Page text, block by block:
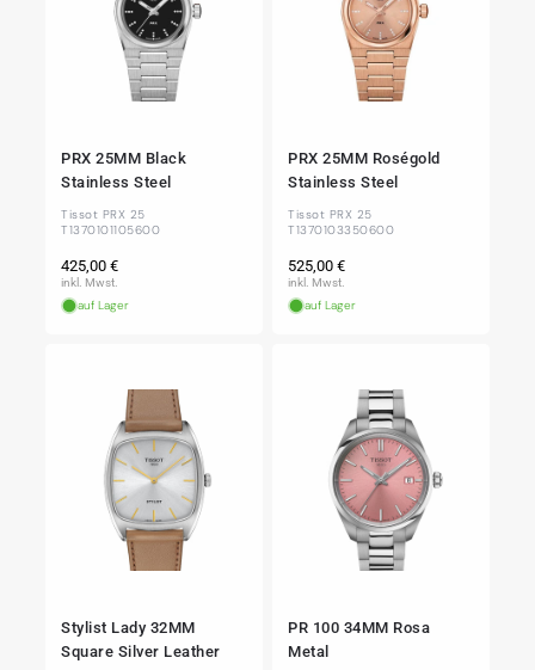
PRX 25MM Black
Stainless Steel
Tissot PRX 25
T1370101105600
Normaler
Preis
425,00 €
inkl. Mwst.
auf Lager
PRX 25MM Roségold
Stainless Steel
Tissot PRX 25
T1370103350600
Normaler
Preis
525,00 €
inkl. Mwst.
auf Lager
Stylist Lady 32MM
Square Silver Leather
PR 100 34MM Rosa
Metal